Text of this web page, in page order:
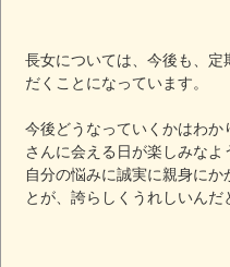
長女については、今後も、定
だくことになっています。
今後どうなっていくかはわ
さんに会える日が楽しみなよ
自分の悩みに誠実に親身にか
とが、誇らしくうれしいんだ